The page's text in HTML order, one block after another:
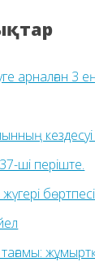
арналған 3
37-ші періште.
бөртпесі